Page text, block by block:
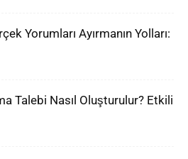
Yorumları Ayırmanın Yolları:
Talebi Nasıl Oluşturulur? Etkili